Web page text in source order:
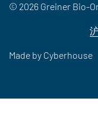
© 2026 Greiner Bio-
Made by Cyberhouse